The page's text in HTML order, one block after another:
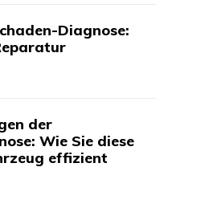
Diagnose:
der
Wie Sie diese
effizient